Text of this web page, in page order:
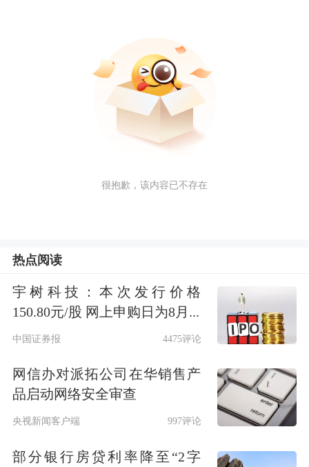
很抱歉，该内容已不存在
热点阅读
宇树科技：本次发行价格
150.80元/股 网上申购日为8月...
中国证券报 4475评论
网信办对派拓公司在华销售产
品启动网络安全审查
央视新闻客户端 997评论
部分银行房贷利率降至“2字